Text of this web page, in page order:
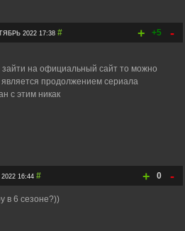
+ +5 -
2022 17:38 #
на официальный сайт то можно
является продолжением сериала
с этим никак
+ 0 -
16:44 #
в 6 сезоне?))